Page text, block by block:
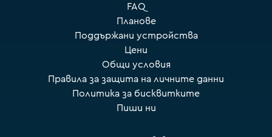
FAQ
Планове
Поддържани устройства
Цени
Общи условия
Правила за защита на личните данни
Политика за бисквитките
Пиши ни